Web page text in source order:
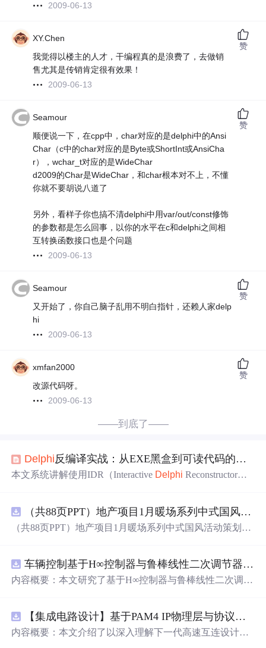
2009-06-13
XY.Chen
我觉得以楼主的人才，干编程真的是浪费了，去做销
售尤其是传销肯定很有效果！
2009-06-13
赞
Seamour
顺便说一下，在cpp中，char对应的是delphi中的Ansi
Char（c中的char对应的是Byte或ShortInt或AnsiCha
r），wchar_t对应的是WideChar
d2009的Char是WideChar，和char根本对不上，不懂
你就不要胡说八道了
另外，看样子你也搞不清delphi中用var/out/const修饰
的参数都是怎么回事，以你的水平在c和delphi之间相
互转换函数接口也是个问题
2009-06-13
赞
Seamour
又开始了，你自己脑子乱用不明白指针，还赖人家delp
hi
2009-06-13
赞
xmfan2000
改源代码呀。
2009-06-13
赞
——到底了——
Delphi反编译实战：从EXE黑盒到可读代码的完整指南
本文系统讲解使用IDR（Interactive Delphi Reconstructor）
别、窗体与事件恢复、类结构重建、编译器优化应对及动
态调试协同等核心环节，并结合注册验证案例说明从字符
（共88页PPT）地产项目1月暖场系列中式国风活动策划方案.pptx
（共88页PPT）地产项目1月暖场系列中式国风活动策划方
车辆控制基于H∞控制器与鲁棒线性二次调节器RLQR的铰接式重型车辆的稳健路径跟踪控制研究（Matlab代码实现）
内容概要：本文研究了基于H∞控制器与鲁棒线性二次调节
工况下路径跟踪精度低、稳定性差的问题，提出结合H∞控
制与RLQR的复合控制策略，以提升系统对参数不确定
【集成电路设计】基于PAM4 IP物理层与协议兼容性验证：5nm工艺下高速互连系统电气合规测试平台
内容概要：本文介绍了以深入理解下一代高速互连设计的